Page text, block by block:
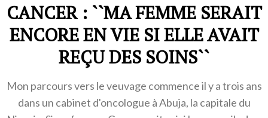
CANCER : ``MA FEMME SERAIT
ENCORE EN VIE SI ELLE AVAIT
REÇU DES SOINS``
Mon parcours vers le veuvage commence il y a trois ans
dans un cabinet d'oncologue à Abuja, la capitale du